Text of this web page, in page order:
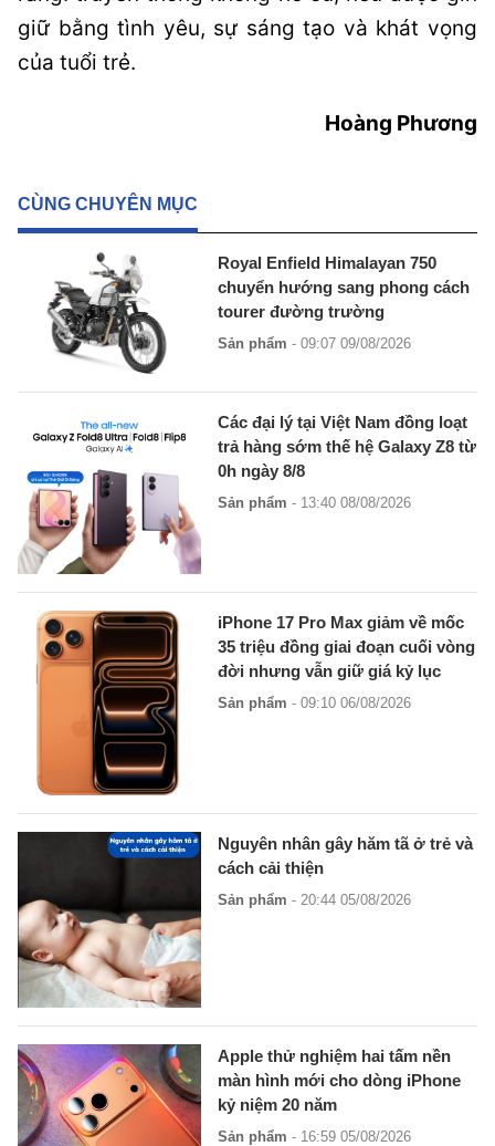
giữ bằng tình yêu, sự sáng tạo và khát vọng
của tuổi trẻ.
Hoàng Phương
CÙNG CHUYÊN MỤC
Royal Enfield Himalayan 750
chuyển hướng sang phong cách
tourer đường trường
Sản phẩm - 09:07 09/08/2026
Các đại lý tại Việt Nam đồng loạt
trả hàng sớm thế hệ Galaxy Z8 từ
0h ngày 8/8
Sản phẩm - 13:40 08/08/2026
iPhone 17 Pro Max giảm về mốc
35 triệu đồng giai đoạn cuối vòng
đời nhưng vẫn giữ giá kỷ lục
Sản phẩm - 09:10 06/08/2026
Nguyên nhân gây hăm tã ở trẻ và
cách cải thiện
Sản phẩm - 20:44 05/08/2026
Apple thử nghiệm hai tấm nền
màn hình mới cho dòng iPhone
kỷ niệm 20 năm
Sản phẩm - 16:59 05/08/2026